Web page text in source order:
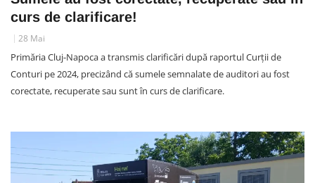
curs de clarificare!
28 Mai
Primăria Cluj-Napoca a transmis clarificări după raportul Curții de
Conturi pe 2024, precizând că sumele semnalate de auditori au fost
corectate, recuperate sau sunt în curs de clarificare.